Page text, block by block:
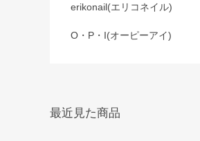
erikonail(エリコネイル)
O・P・I(オーピーアイ)
最近見た商品